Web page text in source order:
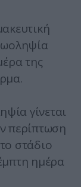
της
γίνεται
περίπτωση
στάδιο
ημέρα